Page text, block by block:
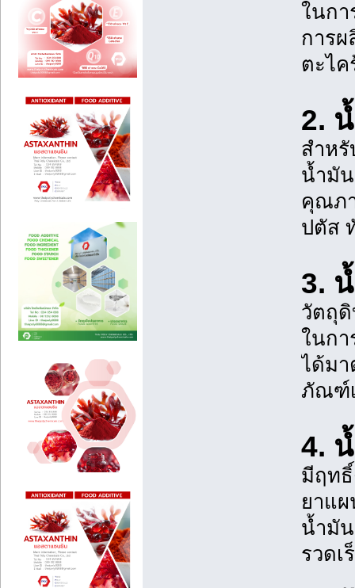
ในกา
การผ
ตะไค
2.
สำห
น้ำมั
คุณภ
ปตัส
3.
วัตถุดิ
ในกา
ได้มา
ภัณฑ์
4.
มีฤท
ยาแ
น้ำมั
รวดเ